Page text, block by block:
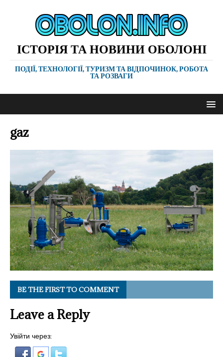
ІСТОРІЯ ТА НОВИНИ ОБОЛОНІ
ПОДІЇ, ТЕХНОЛОГІЇ, ТУРИЗМ ТА ВІДПОЧИНОК, РОБОТА
ТА РОЗВАГИ
gaz
BE THE FIRST TO COMMENT
Leave a Reply
Увійти через: